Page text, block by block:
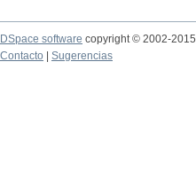
DSpace software copyright © 2002-2015
Contacto
Sugerencias